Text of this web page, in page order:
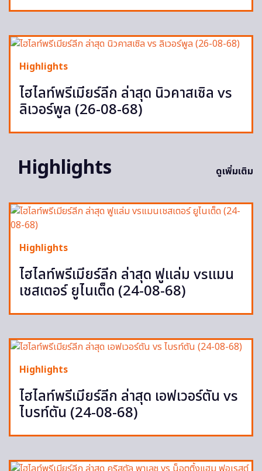
Highlights
ไฮไลท์พรีเมียร์ลีก ล่าสุด นิวคาสเซิล vs
ลิเวอร์พูล (26-08-68)
Highlights ดูเพิ่มเติม
Highlights
ไฮไลท์พรีเมียร์ลีก ล่าสุด ฟูแล่ม vsแมน
เชสเตอร์ ยูไนเต็ด (24-08-68)
Highlights
ไฮไลท์พรีเมียร์ลีก ล่าสุด เอฟเวอร์ตัน vs
ไบรท์ตัน (24-08-68)